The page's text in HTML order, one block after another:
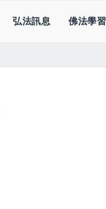
弘法訊息 佛法學習